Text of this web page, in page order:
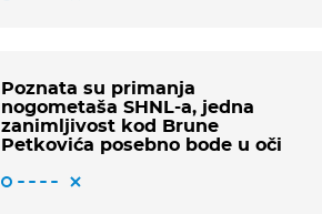
Poznata su primanja
nogometaša SHNL-a, jedna
zanimljivost kod Brune
Petkovića posebno bode u oči